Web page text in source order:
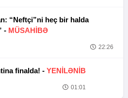
“Neftçi”ni heç bir halda
- MÜSAHİBƏ
22:26
finalda! - YENİLƏNİB
01:01